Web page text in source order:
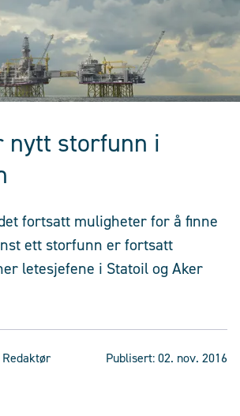
nytt storfunn i
fortsatt muligheter for å finne
ett storfunn er fortsatt
letesjefene i Statoil og Aker
Publisert:02. nov. 2016